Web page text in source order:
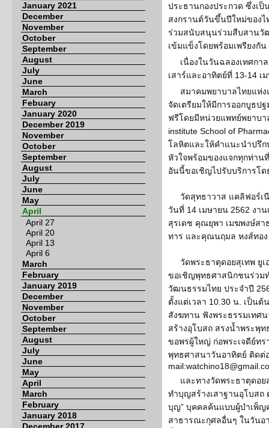
January 2021
December
November
October
September
August
July
June
March
Febuary
January 2020
December 2019
November
October
September
August
July
June
May
April
April 27
April 20
April 13
April 6
March
February
January 2019
December
November
October
September
August
July
June
May
April
March
February
January 2018
ประธานกองประกวด ซึ่งเ
สงกรานต์วันขึ้นปีใหม่ของไ
ร่วมสนับสนุนร่วมสืบสานวั
เข้มแข็งโดยพร้อมเพรียงกัน
เนื่องในวันฉลองเทศกา
เสาร์และอาทิตย์ที่ 13-14 เ
สมาคมพยาบาลไทยแห่
จัดเตรียมให้มีการออกบูธป
ฟรีโดยมีหน่วยแพทย์พยาบา
institute School of
โลหิตและให้คำแนะนำปรึ
หัวใจพร้อมของแจกทุกท่าน
อันนี้ขอเชิญไปรับบริการโด
วัดสุทธาวาส แคลิฟอร์
วันที่ 14 เมษายน 2562 งา
สุรเดช คุณยุพา เมฆพงษ์ส
ทาร และคุณนฤมล หงส์ทอง
วัดพระธาตุดอยสุเทพ ยู
ขอเชิญพุทธศาสนิกชนร่วม
วัฒนธรรมไทย ประจำปี
ตั้งแต่เวลา 10.30 น. เป็น
สังฆทาน ฟังพระธรรมเทศ
สร้างอุโบสถ สรงน้ำพระพุ
ขอพรผู้ใหญ่ ก่อพระเจดีย์ทร
พุทธศาสนาวันอาทิตย์ ติดต่
และทางวัดพระธาตุดอย
ทำบุญสร้างเสาฐานอุโบสถ
บุญ” บุคคลค้นแบบผู้บำเพ็
สาธารณะกุศลอื่นๆ ในวันอ